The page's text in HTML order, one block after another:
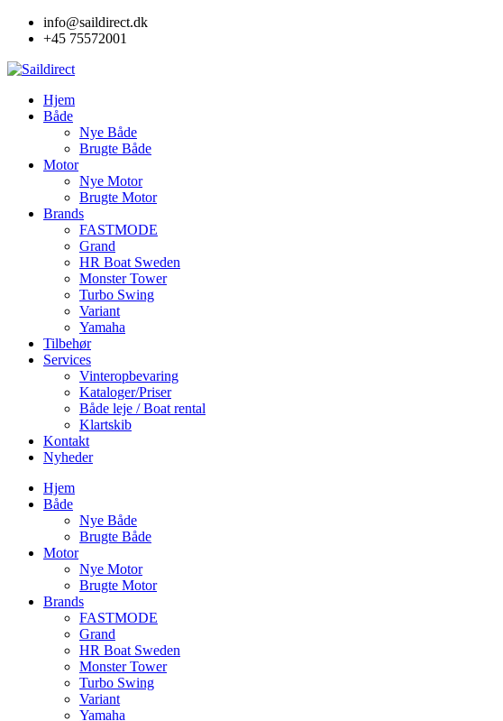
Skip
info@saildirect.dk
+45 75572001
Hjem
Både
Nye Både
Brugte Både
Motor
Nye Motor
Brugte Motor
Brands
FASTMODE
Grand
HR Boat Sweden
Monster Tower
Turbo Swing
Variant
Yamaha
Tilbehør
Services
Vinteropbevaring
Kataloger/Priser
Både leje / Boat rental
Klartskib
Kontakt
Nyheder
Hjem
Både
Nye Både
Brugte Både
Motor
Nye Motor
Brugte Motor
Brands
FASTMODE
Grand
HR Boat Sweden
Monster Tower
Turbo Swing
Variant
Yamaha